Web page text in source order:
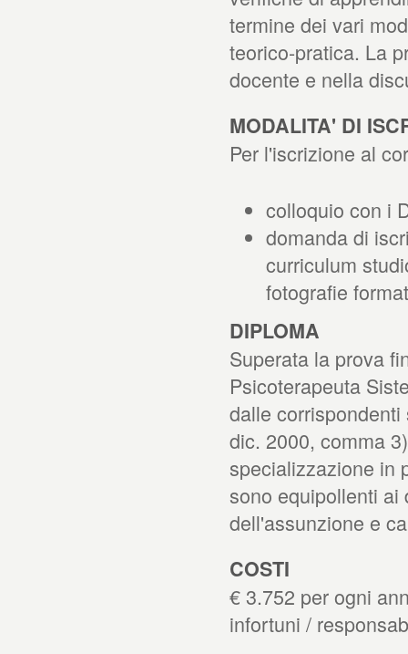
termine dei vari
teorico-pratica. La
docente e nella
MODALITA' DI
Per l'iscrizione al
colloquio con i
domanda di
curriculum
fotografie
DIPLOMA
Superata la prova
Psicoterapeuta
dalle
dic. 2000, comma
specializzazione in
sono equipollenti
dell'assunzione e
COSTI
€ 3.752 per ogni
infortuni /